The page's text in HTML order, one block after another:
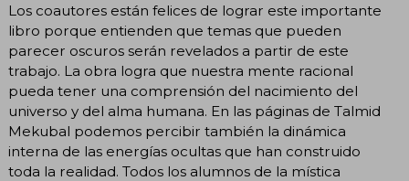
Los coautores están felices de lograr este importante
libro porque entienden que temas que pueden
parecer oscuros serán revelados a partir de este
trabajo. La obra logra que nuestra mente racional
pueda tener una comprensión del nacimiento del
universo y del alma humana. En las páginas de Talmid
Mekubal podemos percibir también la dinámica
interna de las energías ocultas que han construido
toda la realidad. Todos los alumnos de la mística